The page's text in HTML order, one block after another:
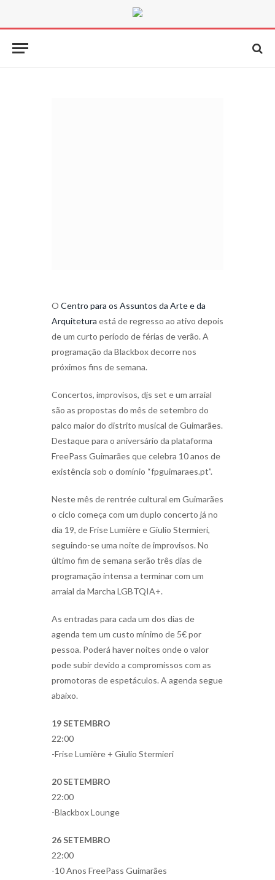
O Centro para os Assuntos da Arte e da
Arquitetura está de regresso ao ativo depois
de um curto período de férias de verão. A
programação da Blackbox decorre nos
próximos fins de semana.
Concertos, improvisos, djs set e um arraial
são as propostas do mês de setembro do
palco maior do distrito musical de Guimarães.
Destaque para o aniversário da plataforma
FreePass Guimarães que celebra 10 anos de
existência sob o domínio “fpguimaraes.pt”.
Neste mês de rentrée cultural em Guimarães
o ciclo começa com um duplo concerto já no
dia 19, de Frise Lumière e Giulio Stermieri,
seguindo-se uma noite de improvisos. No
último fim de semana serão três dias de
programação intensa a terminar com um
arraial da Marcha LGBTQIA+.
As entradas para cada um dos dias de
agenda tem um custo mínimo de 5€ por
pessoa. Poderá haver noites onde o valor
pode subir devido a compromissos com as
promotoras de espetáculos. A agenda segue
abaixo.
19 SETEMBRO
22:00
-Frise Lumière + Giulio Stermieri
20 SETEMBRO
22:00
-Blackbox Lounge
26 SETEMBRO
22:00
-10 Anos FreePass Guimarães